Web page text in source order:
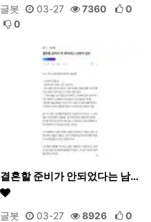
글봇 03-27 7360
0
0
결혼할 준비가 안되었다는 남…
글봇 03-27 8926
0